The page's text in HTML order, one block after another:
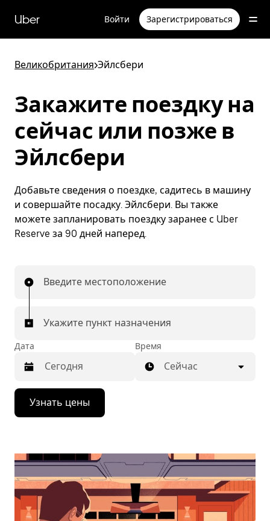
перейти
к
содержимому
Uber Войти Зарегистрироваться
Великобритания>Эйлсбери
Закажите поездку на
сейчас или позже в
Эйлсбери
Добавьте сведения о поездке, садитесь в машину
и совершайте посадку. Эйлсбери. Вы также
можете запланировать поездку заранее с Uber
Reserve за 90 дней наперед.
Введите местоположение
Укажите пункт назначения
Дата
Нажмите
стрелку
вниз,
календарю
выбрать
дату.
Чтобы
закрыть
Время
Сейчас
Узнать цены